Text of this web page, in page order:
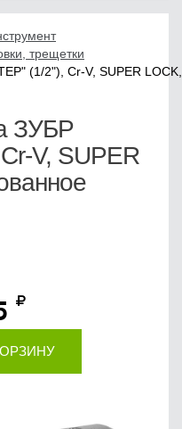
трещетки
(1/2"), Cr-V, SUPER
ЗУБР
V, SUPER